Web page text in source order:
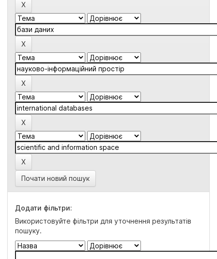
Почати новий пошук
Додати фільтри:
Використовуйте фільтри для уточнення результатів
пошуку.